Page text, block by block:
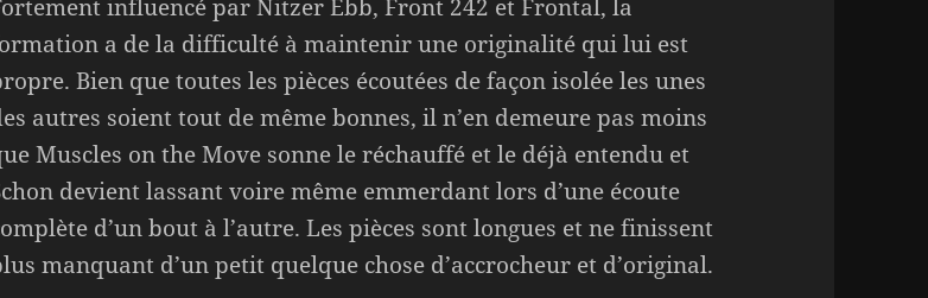
influencé par Nitzer Ebb, Front 242 et Frontal, la
a de la difficulté à maintenir une originalité qui lui est
Bien que toutes les pièces écoutées de façon isolée les unes
autres soient tout de même bonnes, il n’en demeure pas moins
Muscles on the Move sonne le réchauffé et le déjà entendu et
devient lassant voire même emmerdant lors d’une écoute
d’un bout à l’autre. Les pièces sont longues et ne finissent
manquant d’un petit quelque chose d’accrocheur et d’original.